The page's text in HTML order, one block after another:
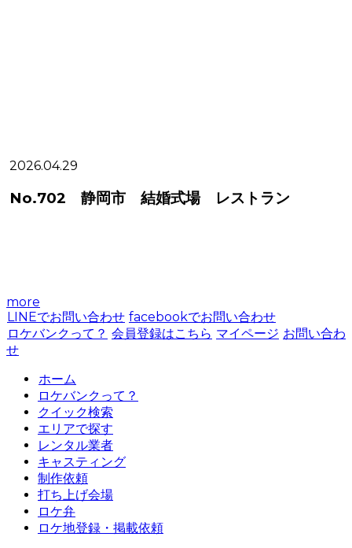
2026.04.29
No.702 静岡市 結婚式場 レストラン
more
LINEでお問い合わせ facebookでお問い合わせ
ロケバンクって？ 会員登録はこちら マイページ お問い合わ
せ
ホーム
ロケバンクって？
クイック検索
エリアで探す
レンタル業者
キャスティング
制作依頼
打ち上げ会場
ロケ弁
ロケ地登録・掲載依頼